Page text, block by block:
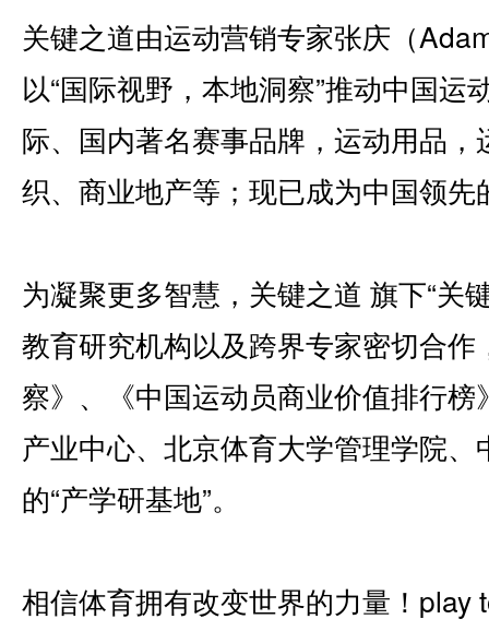
关键之道由运动营销专家张庆（
以“国际视野，本地洞察”推动中国
际、国内著名赛事品牌，运动用品
织、商业地产等；现已成为中国领
为凝聚更多智慧，关键之道 旗下“关
教育研究机构以及跨界专家密切合
察》、《中国运动员商业价值排行
产业中心、北京体育大学管理学院
的“产学研基地”。
相信体育拥有改变世界的力量！play